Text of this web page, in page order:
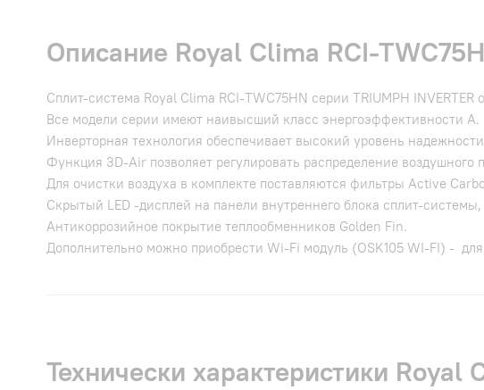
Описание Royal Clima RCI-
Сплит-система Royal Clima RCI-TWС75HN серии TRIUMPH
Все модели серии имеют наивысший класс энергоэффективности А.
Инверторная технология обеспечивает высокий уровень
Функция 3D-Air позволяет регулировать распределение
Для очистки воздуха в комплекте поставляются фильтры Active
Скрытый LED -дисплей на панели внутреннего блока сплит-
Антикоррозийное покрытие теплообменников Golden Fin.
Дополнительно можно приобрести Wi-Fi модуль (OSK105 WI-FI) -
Технически характеристики